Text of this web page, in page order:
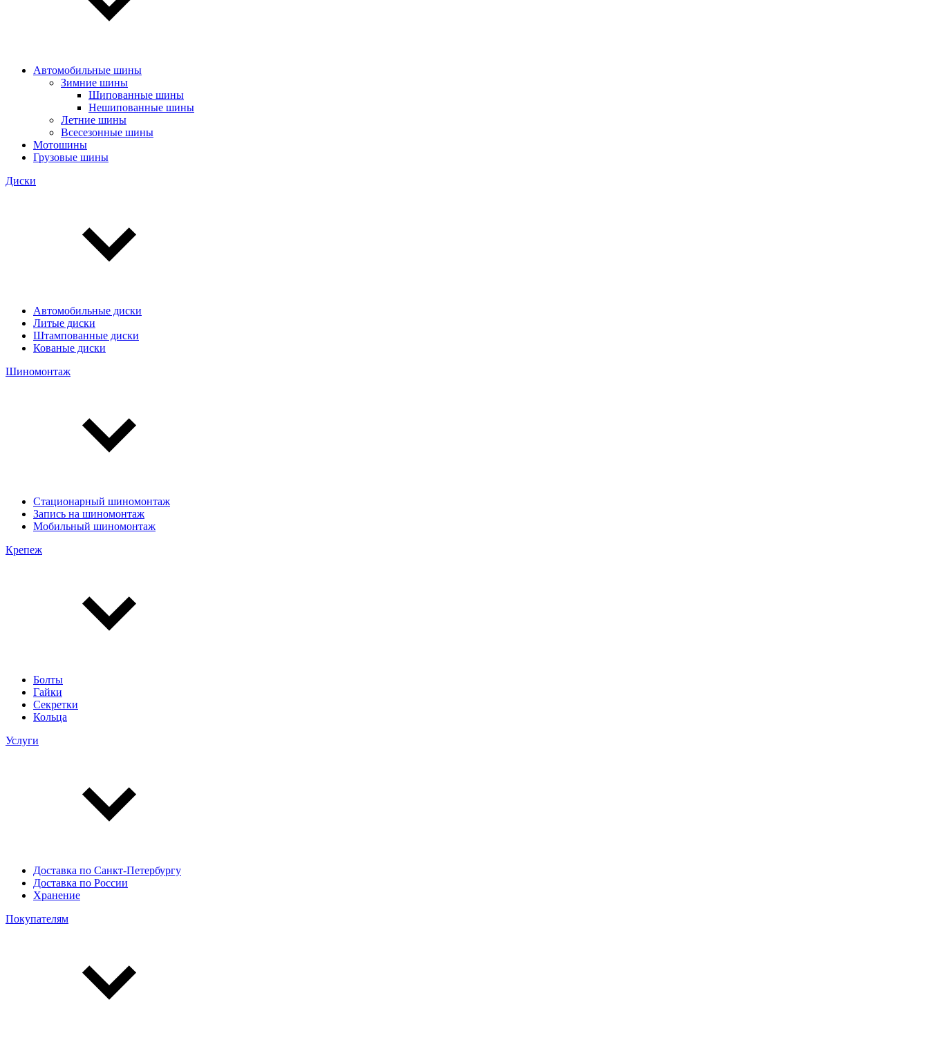
Автомобильные шины
Зимние шины
Шипованные шины
Нешипованные шины
Летние шины
Всесезонные шины
Мотошины
Грузовые шины
Диски
Автомобильные диски
Литые диски
Штампованные диски
Кованые диски
Шиномонтаж
Стационарный шиномонтаж
Запись на шиномонтаж
Мобильный шиномонтаж
Крепеж
Болты
Гайки
Секретки
Кольца
Услуги
Доставка по Санкт-Петербургу
Доставка по России
Хранение
Покупателям